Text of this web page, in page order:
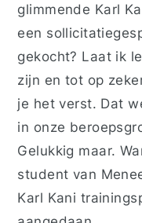
glimmende Karl
een
gekocht? Laat ik
zijn en tot op
je het verst. Dat
in onze
Gelukkig maar.
student van
Karl Kani